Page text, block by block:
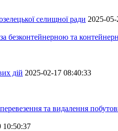
селищної ради 2025-
безконтейнерною та
дій 2025-02-17 08:40:33
та видалення
10:50:37